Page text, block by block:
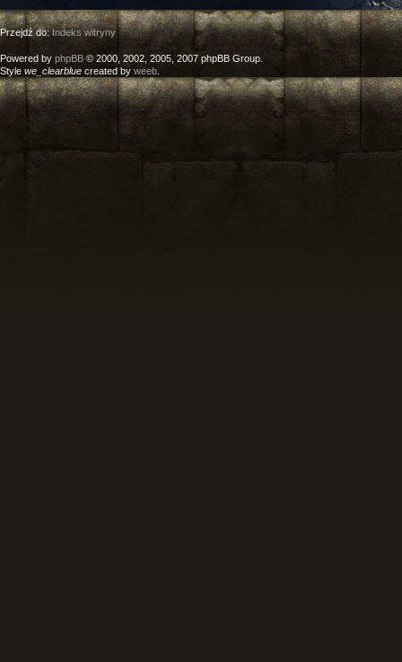
Przejdź do:Indeks witryny
Powered by phpBB © 2000, 2002, 2005, 2007 phpBB Group.
Style we_clearblue created by weeb